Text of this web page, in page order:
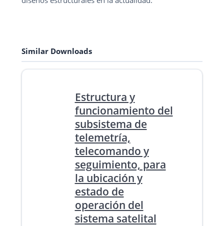
Similar Downloads
Estructura y
funcionamiento del
subsistema de
telemetría,
telecomando y
seguimiento, para
la ubicación y
estado de
operación del
sistema satelital